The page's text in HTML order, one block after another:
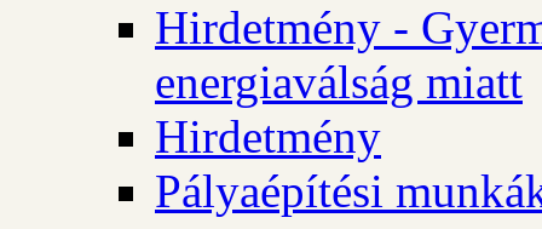
Hirdetmény -
energiaválság miatt
Hirdetmény
Pályaépítési